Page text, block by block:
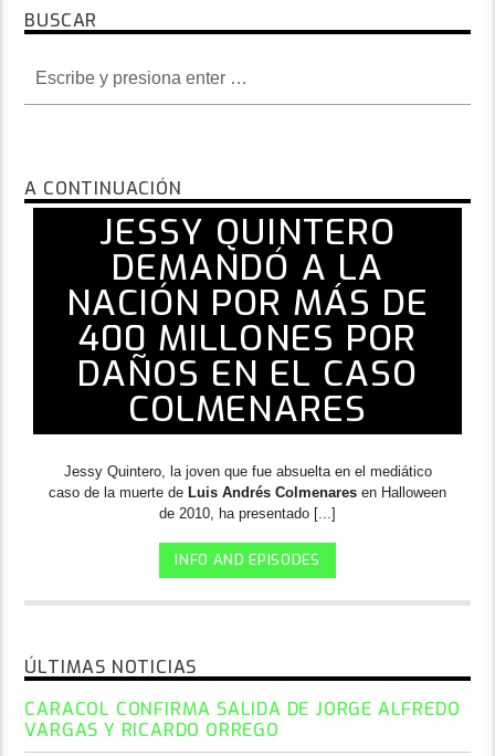
BUSCAR
A CONTINUACIÓN
JESSY QUINTERO
DEMANDÓ A LA
NACIÓN POR MÁS DE
400 MILLONES POR
DAÑOS EN EL CASO
COLMENARES
Jessy Quintero, la joven que fue absuelta en el mediático
caso de la muerte de Luis Andrés Colmenares en Halloween
de 2010, ha presentado [...]
INFO AND EPISODES
ÚLTIMAS NOTICIAS
CARACOL CONFIRMA SALIDA DE JORGE ALFREDO
VARGAS Y RICARDO ORREGO